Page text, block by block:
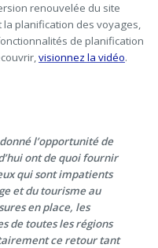
renouvelée du site
planification des voyages,
de planification
visionnez la vidéo.
l’opportunité de
ont de quoi fournir
qui sont impatients
et du tourisme au
en place, les
de toutes les régions
ce retour tant